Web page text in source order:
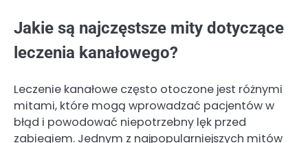
Jakie są najczęstsze mity dotyczące
leczenia kanałowego?
Leczenie kanałowe często otoczone jest różnymi
mitami, które mogą wprowadzać pacjentów w
błąd i powodować niepotrzebny lęk przed
zabiegiem. Jednym z najpopularniejszych mitów